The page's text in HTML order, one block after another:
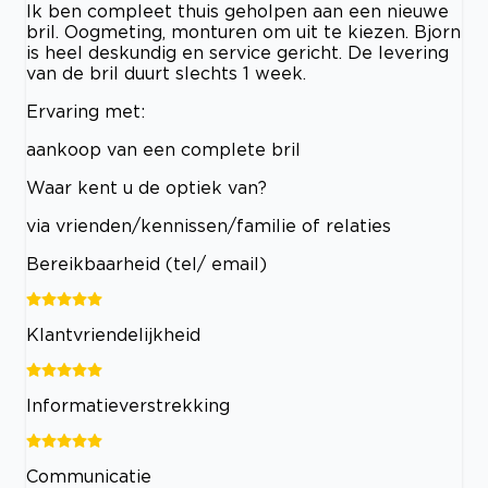
Ik ben compleet thuis geholpen aan een nieuwe
bril. Oogmeting, monturen om uit te kiezen. Bjorn
is heel deskundig en service gericht. De levering
van de bril duurt slechts 1 week.
Ervaring met:
aankoop van een complete bril
Waar kent u de optiek van?
via vrienden/kennissen/familie of relaties
Bereikbaarheid (tel/ email)
Klantvriendelijkheid
Informatieverstrekking
Communicatie